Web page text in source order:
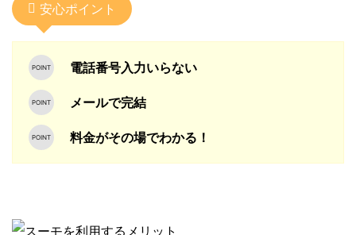
安心ポイント
電話番号入力いらない
メールで完結
料金がその場でわかる！